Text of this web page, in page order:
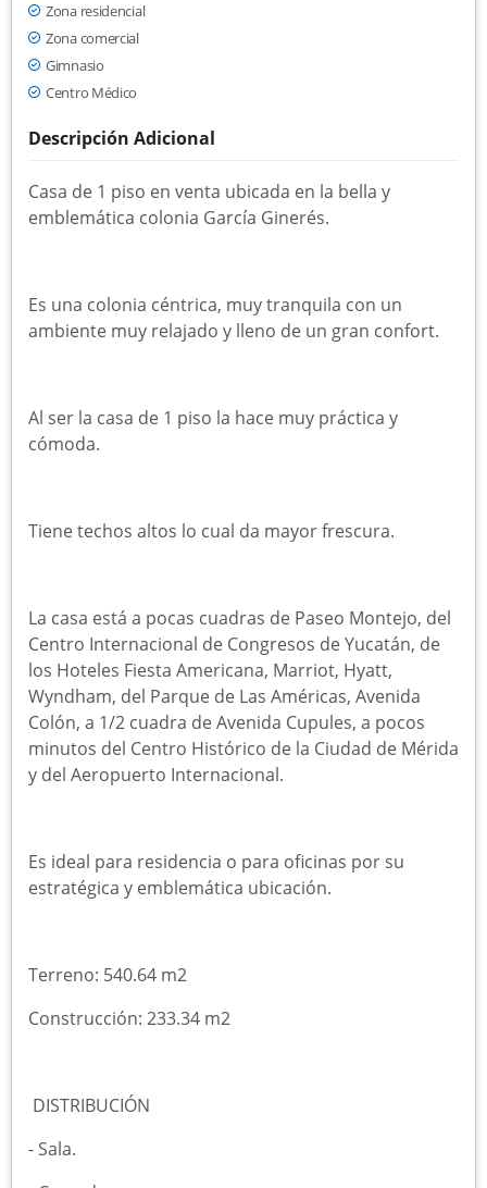
Zona residencial
Zona comercial
Gimnasio
Centro Médico
Descripción Adicional
Casa de 1 piso en venta ubicada en la bella y
emblemática colonia García Ginerés.
Es una colonia céntrica, muy tranquila con un
ambiente muy relajado y lleno de un gran confort.
Al ser la casa de 1 piso la hace muy práctica y
cómoda.
Tiene techos altos lo cual da mayor frescura.
La casa está a pocas cuadras de Paseo Montejo, del
Centro Internacional de Congresos de Yucatán, de
los Hoteles Fiesta Americana, Marriot, Hyatt,
Wyndham, del Parque de Las Américas, Avenida
Colón, a 1/2 cuadra de Avenida Cupules, a pocos
minutos del Centro Histórico de la Ciudad de Mérida
y del Aeropuerto Internacional.
Es ideal para residencia o para oficinas por su
estratégica y emblemática ubicación.
Terreno: 540.64 m2
Construcción: 233.34 m2
DISTRIBUCIÓN
-︎ Sala.